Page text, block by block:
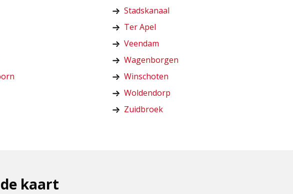
Stadskanaal
Ter Apel
Veendam
Wagenborgen
Winschoten
Woldendorp
Zuidbroek
kaart